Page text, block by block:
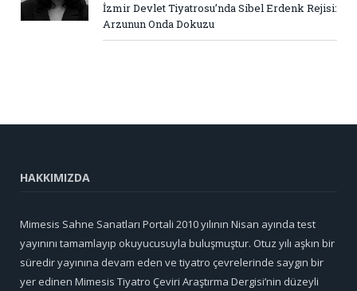
İzmir Devlet Tiyatrosu’nda Sibel Erdenk Rejisi:
Arzunun Onda Dokuzu
HAKKIMIZDA
Mimesis Sahne Sanatları Portali 2010 yılının Nisan ayında test
yayınını tamamlayıp okuyucusuyla buluşmuştur. Otuz yılı aşkın bir
süredir yayınına devam eden ve tiyatro çevrelerinde saygın bir
yer edinen Mimesis Tiyatro Çeviri Araştırma Dergisi’nin düzeyli